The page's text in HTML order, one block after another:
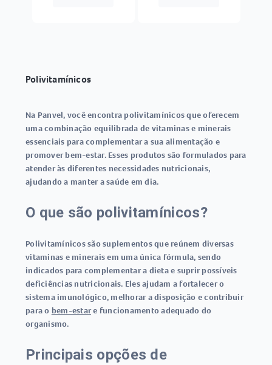
Polivitamínicos
Na Panvel, você encontra polivitamínicos que oferecem
uma combinação equilibrada de vitaminas e minerais
essenciais para complementar a sua alimentação e
promover bem-estar. Esses produtos são formulados para
atender às diferentes necessidades nutricionais,
ajudando a manter a saúde em dia.
O que são polivitamínicos?
Polivitamínicos são suplementos que reúnem diversas
vitaminas e minerais em uma única fórmula, sendo
indicados para complementar a dieta e suprir possíveis
deficiências nutricionais. Eles ajudam a fortalecer o
sistema imunológico, melhorar a disposição e contribuir
para o bem-estare funcionamento adequado do
organismo.
Principais opções de